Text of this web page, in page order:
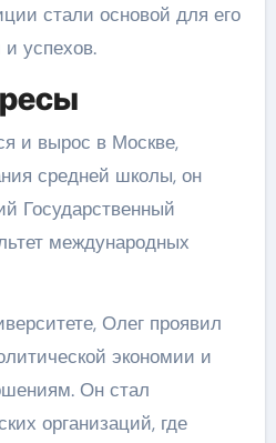
стали основой для его
успехов.
и вырос в Москве,
средней школы, он
Государственный
международных
Олег проявил
экономии и
Он стал
организаций, где